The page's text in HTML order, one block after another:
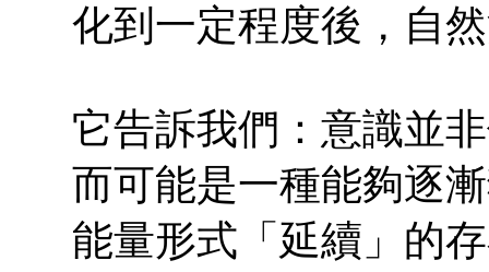
化到一定程度後，自
它告訴我們：意識並
而可能是一種能夠逐
能量形式「延續」的